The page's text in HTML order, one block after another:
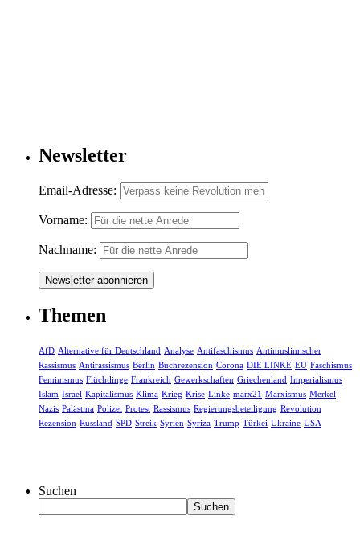
Newsletter
Email-Adresse:
Vorname:
Nachname:
Themen
AfD Alternative für Deutschland Analyse Antifaschismus Antimuslimischer
Rassismus Antirassismus Berlin Buchrezension Corona DIE LINKE EU Faschismus
Feminismus Flüchtlinge Frankreich Gewerkschaften Griechenland Imperialismus
Islam Israel Kapitalismus Klima Krieg Krise Linke marx21 Marxismus Merkel
Nazis Palästina Polizei Protest Rassismus Regierungsbeteiligung Revolution
Rezension Russland SPD Streik Syrien Syriza Trump Türkei Ukraine USA
Suchen
Suchen